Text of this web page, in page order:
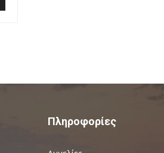
Πληροφορίες